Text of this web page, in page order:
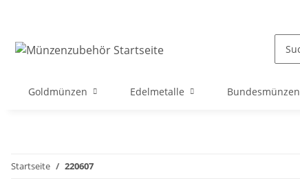
Goldmünzen Edelmetalle Bundesmünzen
Startseite 220607